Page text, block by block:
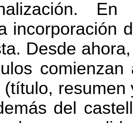
incorporación
Desde
comienzan
(título,
del